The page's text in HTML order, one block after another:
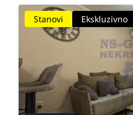
Stanovi Ekskluzivno